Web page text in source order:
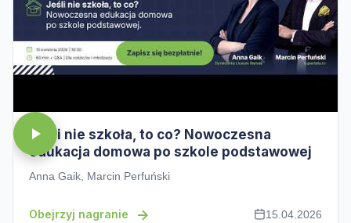
Jeśli nie szkoła, to co? Nowoczesna
edukacja domowa po szkole podstawowej
Anna Gaik, Marcin Perfuński
Obejrzyj nagranie 15.04.2026